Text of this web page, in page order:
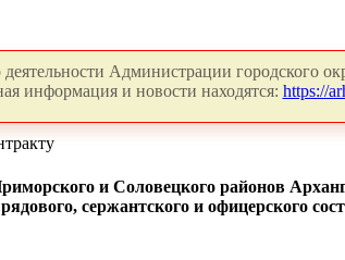
Администрации городского
информация и новости находятся: https://
и Соловецкого районов
сержантского и офицерского